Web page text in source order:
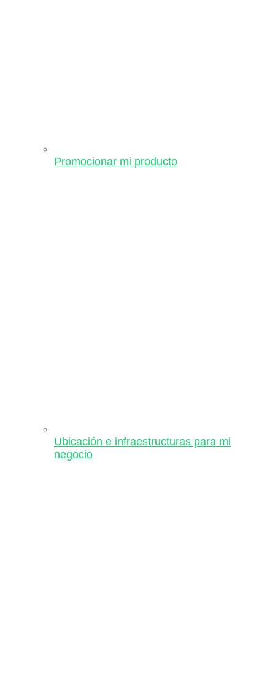
Promocionar mi producto
Ubicación e infraestructuras para mi
negocio